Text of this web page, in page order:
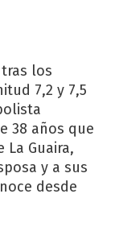
los
7,2 y 7,5
38 años que
Guaira,
y a sus
desde